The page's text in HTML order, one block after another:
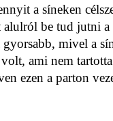
a síneken
be tud jutni
mivel a
ami nem tartotta
ezen a parton